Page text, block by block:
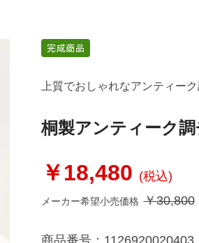
上質でおしゃれなアンティー
桐製アンティーク調
￥18,480 (税込)
メーカー希望小売価格 ￥30,800
商品番号： 1126920020403